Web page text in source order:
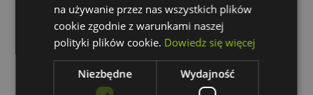
Kod produktu:
SPECTRUM-
WOJ+14458_4.9W
na używanie przez nas wszystkich plików
cookie zgodnie z warunkami naszej
polityki plików cookie. Dowiedz się więcej
Niezbędne Wydajność